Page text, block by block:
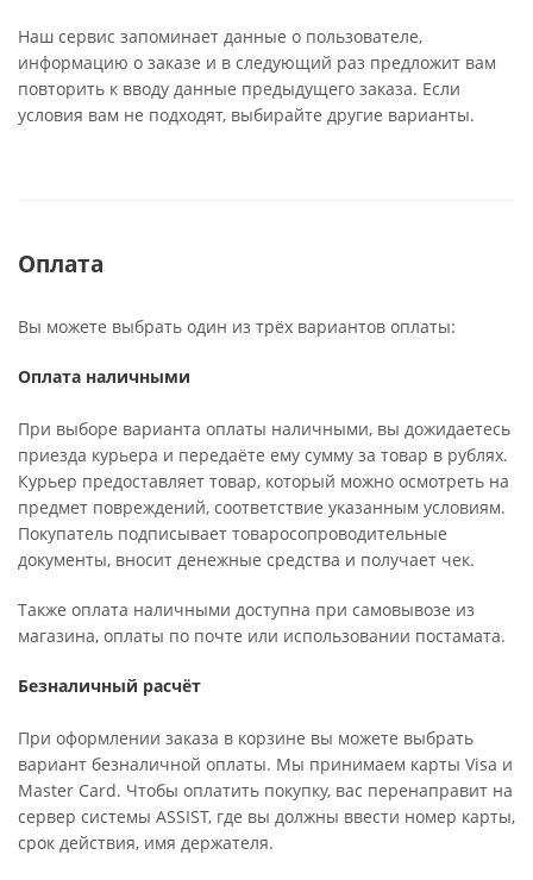
Наш сервис запоминает данные о пользователе,
информацию о заказе и в следующий раз предложит вам
повторить к вводу данные предыдущего заказа. Если
условия вам не подходят, выбирайте другие варианты.
Оплата
Вы можете выбрать один из трёх вариантов оплаты:
Оплата наличными
При выборе варианта оплаты наличными, вы дожидаетесь
приезда курьера и передаёте ему сумму за товар в рублях.
Курьер предоставляет товар, который можно осмотреть на
предмет повреждений, соответствие указанным условиям.
Покупатель подписывает товаросопроводительные
документы, вносит денежные средства и получает чек.
Также оплата наличными доступна при самовывозе из
магазина, оплаты по почте или использовании постамата.
Безналичный расчёт
При оформлении заказа в корзине вы можете выбрать
вариант безналичной оплаты. Мы принимаем карты Visa и
Master Card. Чтобы оплатить покупку, вас перенаправит на
сервер системы ASSIST, где вы должны ввести номер карты,
срок действия, имя держателя.